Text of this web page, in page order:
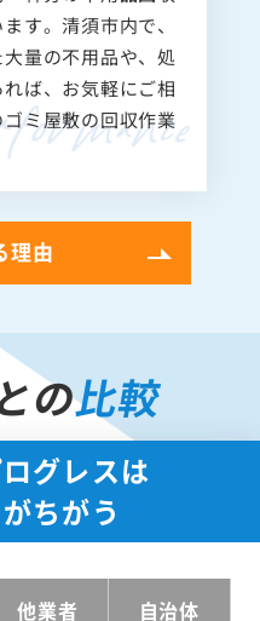
す。清須市内で、
量の不用品や、処
ば、お気軽にご相
ミ屋敷の回収作業
理由
の比較
グレスは
ちがう
他業者 自治体